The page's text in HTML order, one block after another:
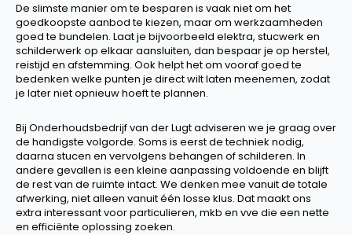
De slimste manier om te besparen is vaak niet om het
goedkoopste aanbod te kiezen, maar om werkzaamheden
goed te bundelen. Laat je bijvoorbeeld elektra, stucwerk en
schilderwerk op elkaar aansluiten, dan bespaar je op herstel,
reistijd en afstemming. Ook helpt het om vooraf goed te
bedenken welke punten je direct wilt laten meenemen, zodat
je later niet opnieuw hoeft te plannen.
Bij Onderhoudsbedrijf van der Lugt adviseren we je graag over
de handigste volgorde. Soms is eerst de techniek nodig,
daarna stucen en vervolgens behangen of schilderen. In
andere gevallen is een kleine aanpassing voldoende en blijft
de rest van de ruimte intact. We denken mee vanuit de totale
afwerking, niet alleen vanuit één losse klus. Dat maakt ons
extra interessant voor particulieren, mkb en vve die een nette
en efficiënte oplossing zoeken.